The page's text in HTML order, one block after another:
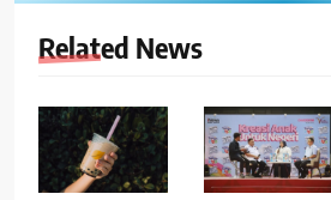
Related News